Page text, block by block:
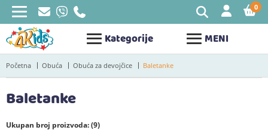
Kategorije MENI
0
Početna Obuća Obuća za devojčice Baletanke
Baletanke
Ukupan broj proizvoda: (9)